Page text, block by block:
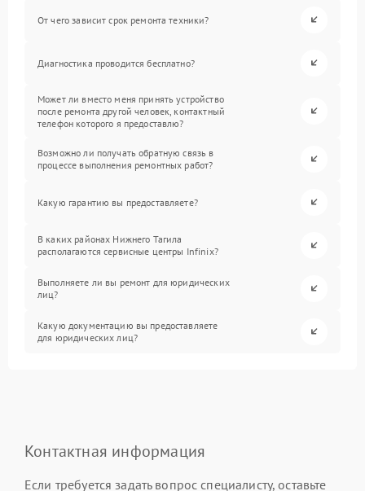
От чего зависит срок ремонта техники?
Диагностика проводится бесплатно?
Может ли вместо меня принять устройство
после ремонта другой человек, контактный
телефон которого я предоставлю?
Возможно ли получать обратную связь в
процессе выполнения ремонтных работ?
Какую гарантию вы предоставляете?
В каких районах Нижнего Тагила
располагаются сервисные центры Infinix?
Выполняете ли вы ремонт для юридических
лиц?
Какую документацию вы предоставляете
для юридических лиц?
Контактная информация
Если требуется задать вопрос специалисту, оставьте